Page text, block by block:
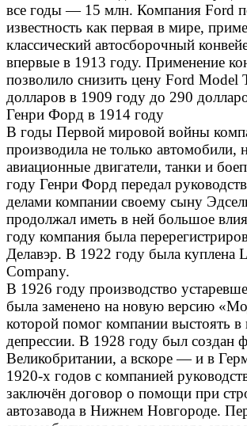
все годы — 15 млн. Компания Ford
известность как первая в мире,
классический автосборочный
впервые в 1913 году. Применение
позволило снизить цену Ford Model
долларов в 1909 году до 290
Генри Форд в 1914 году
В годы Первой мировой войны
производила не только автомобили,
авиационные двигатели, танки и
году Генри Форд передал
делами компании своему сыну
продолжал иметь в ней большое
году компания была
Делавэр. В 1922 году была куплена
Company.
В 1926 году производство
была заменено на новую версию
которой помог компании выстоять
депрессии. В 1928 году был создан
Великобритании, а вскоре — и в
1920-х годов с компанией
заключён договор о помощи при
автозавода в Нижнем Новгороде.